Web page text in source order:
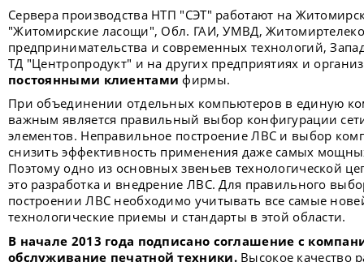
Сервера производства НТП "СЭТ" работают на
"Житомирские ласощи", Обл. ГАИ, УМВД,
предпринимательства и современных технологий,
ТД "Центропродукт" и на других предприятиях и
постоянными клиентами фирмы.
При объединении отдельных компьютеров в единую
важным является правильный выбор конфигурации
элементов. Неправильное построение ЛВС и выбор
снизить эффективность применения даже самых
Поэтому одно из основных звеньев технологической
это разработка и внедрение ЛВС. Для правильного
построении ЛВС необходимо учитывать все самые
технологические приемы и стандарты в этой области.
В начале 2013 года подписано соглашение с
обслуживание печатной техники.Высокое качество